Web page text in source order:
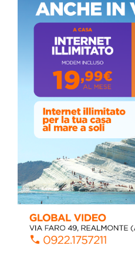
Coronavirus:
ai cittadini
Domenica,
Stefano Bissi
Scrittori,
Giovedì, Luglio 30,
Il vento ferma i
ferma:
domani durante
Sabato, Maggio 02,
📅 ESTATE
SICULIANA
July 24, 2026
Siculiana,